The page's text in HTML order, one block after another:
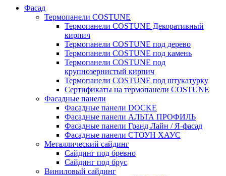
Фасад
Термопанели COSTUNE
Термопанели COSTUNE Декоративный
кирпич
Термопанели COSTUNE под дерево
Термопанели COSTUNE под камень
Термопанели COSTUNE под
крупнозернистый кирпич
Термопанели COSTUNE под штукатурку
Сертификаты на термопанели COSTUNE
Фасадные панели
Фасадные панели DOCKE
Фасадные панели АЛЬТА ПРОФИЛЬ
Фасадные панели Гранд Лайн / Я-фасад
Фасадные панели СТОУН ХАУС
Металлический сайдинг
Сайдинг под бревно
Сайдинг под брус
Виниловый сайдинг